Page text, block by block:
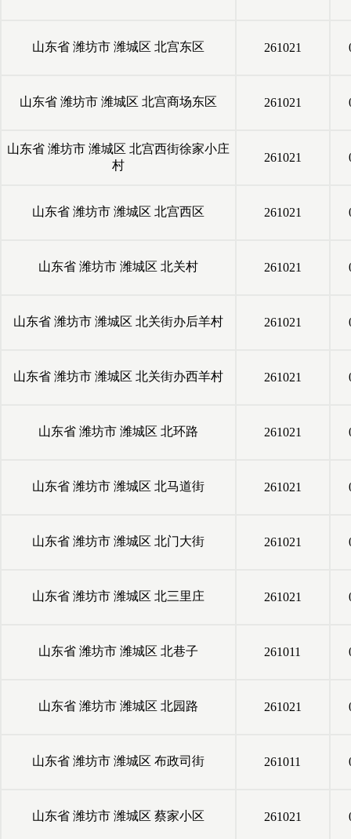
山东省 潍坊市 潍城区 北宫东区 261021
山东省 潍坊市 潍城区 北宫商场东区 261021
山东省 潍坊市 潍城区 北宫西街徐家小庄
村
261021
山东省 潍坊市 潍城区 北宫西区 261021
山东省 潍坊市 潍城区 北关村 261021
山东省 潍坊市 潍城区 北关街办后羊村 261021
山东省 潍坊市 潍城区 北关街办西羊村 261021
山东省 潍坊市 潍城区 北环路 261021
山东省 潍坊市 潍城区 北马道街 261021
山东省 潍坊市 潍城区 北门大街 261021
山东省 潍坊市 潍城区 北三里庄 261021
山东省 潍坊市 潍城区 北巷子 261011
山东省 潍坊市 潍城区 北园路 261021
山东省 潍坊市 潍城区 布政司街 261011
山东省 潍坊市 潍城区 蔡家小区 261021